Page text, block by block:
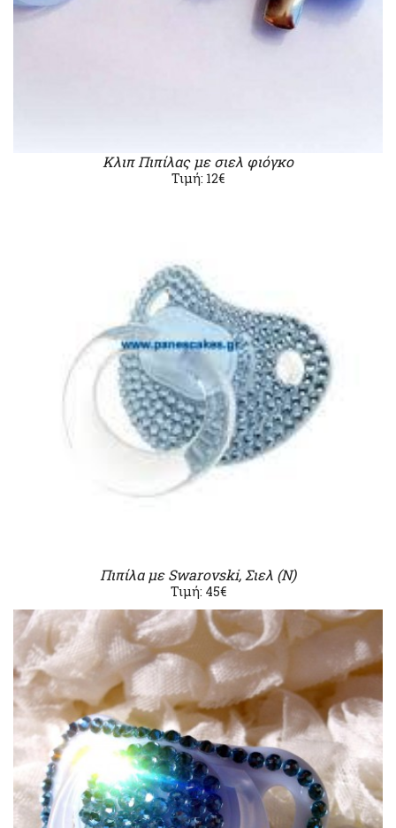
Κλιπ Πιπίλας με σιελ φιόγκο
Τιμή: 12€
Πιπίλα με Swarovski, Σιελ (Ν)
Τιμή: 45€